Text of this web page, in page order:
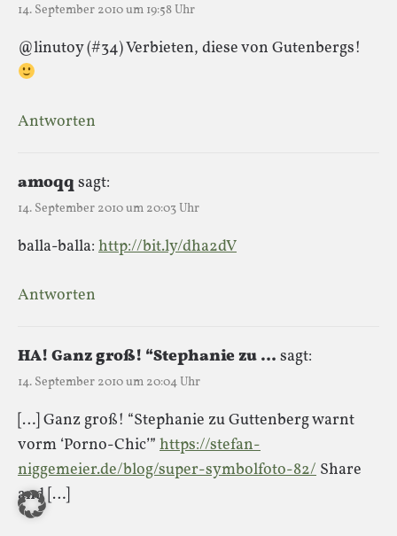
14. September 2010 um 19:58 Uhr
@linutoy (#34) Verbieten, diese von Gutenbergs!
Antworten
amoqq sagt:
14. September 2010 um 20:03 Uhr
balla-balla: http://bit.ly/dha2dV
Antworten
HA! Ganz groß! “Stephanie zu … sagt:
14. September 2010 um 20:04 Uhr
[…] Ganz groß! “Stephanie zu Guttenberg warnt
vorm ‘Porno-Chic’” https://stefan-
niggemeier.de/blog/super-symbolfoto-82/ Share
and […]